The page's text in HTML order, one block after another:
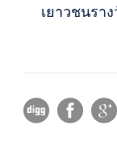
เยาวชนรา